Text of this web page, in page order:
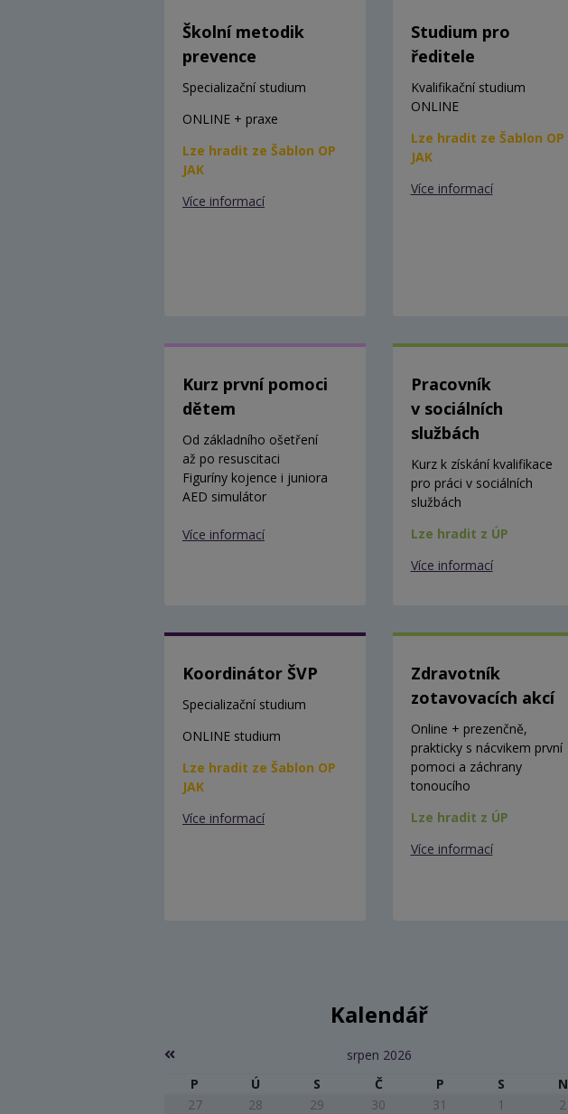
Školní metodik
prevence
Specializační studium
ONLINE + praxe
Lze hradit ze Šablon OP
JAK
Více informací
Studium pro
ředitele
Kvalifikační studium
ONLINE
Lze hradit ze Šablon OP
JAK
Více informací
Kurz první pomoci
dětem
Od základního ošetření
až po resuscitaci
Figuríny kojence i juniora
AED simulátor
Více informací
Pracovník
v sociálních
službách
Kurz k získání kvalifikace
pro práci v sociálních
službách
Lze hradit z ÚP
Více informací
Koordinátor ŠVP
Specializační studium
ONLINE studium
Lze hradit ze Šablon OP
JAK
Více informací
Zdravotník
zotavovacích akcí
Online + prezenčně,
prakticky s nácvikem první
pomoci a záchrany
tonoucího
Lze hradit z ÚP
Více informací
Kalendář
srpen 2026
P
Ú S Č P S
N
27
28 29 30 31 1
2